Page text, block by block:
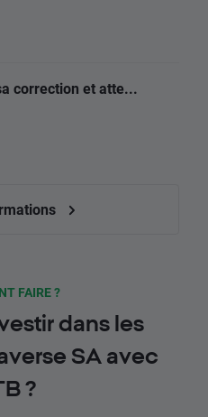
correction et atte...
FAIRE ?
dans les
SA avec
?